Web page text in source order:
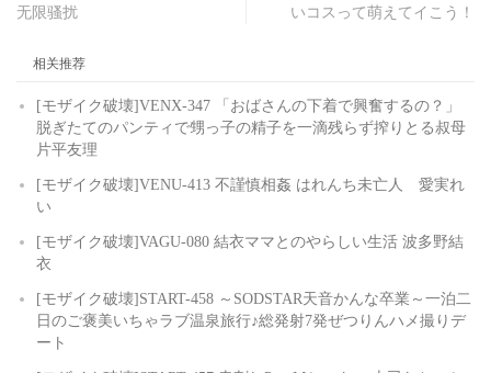
无限骚扰
いコスって萌えてイこう！
相关推荐
[モザイク破壊]VENX-347 「おばさんの下着で興奮するの？」
脱ぎたてのパンティで甥っ子の精子を一滴残らず搾りとる叔母
片平友理
[モザイク破壊]VENU-413 不謹慎相姦 はれんち未亡人 愛実れ
い
[モザイク破壊]VAGU-080 結衣ママとのやらしい生活 波多野結
衣
[モザイク破壊]START-458 ～SODSTAR天音かんな卒業～一泊二
日のご褒美いちゃラブ温泉旅行♪総発射7発ぜつりんハメ撮りデ
ート